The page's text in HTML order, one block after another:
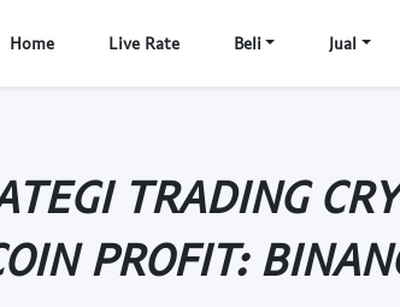
Home Live Rate Beli Jual
TRADING
PROFIT: